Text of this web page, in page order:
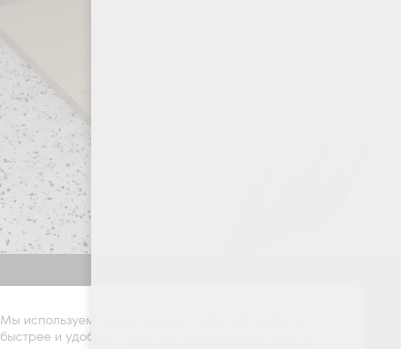
Мы используем cookie-файлы, чтобы сайт работал
быстрее и удобнее.